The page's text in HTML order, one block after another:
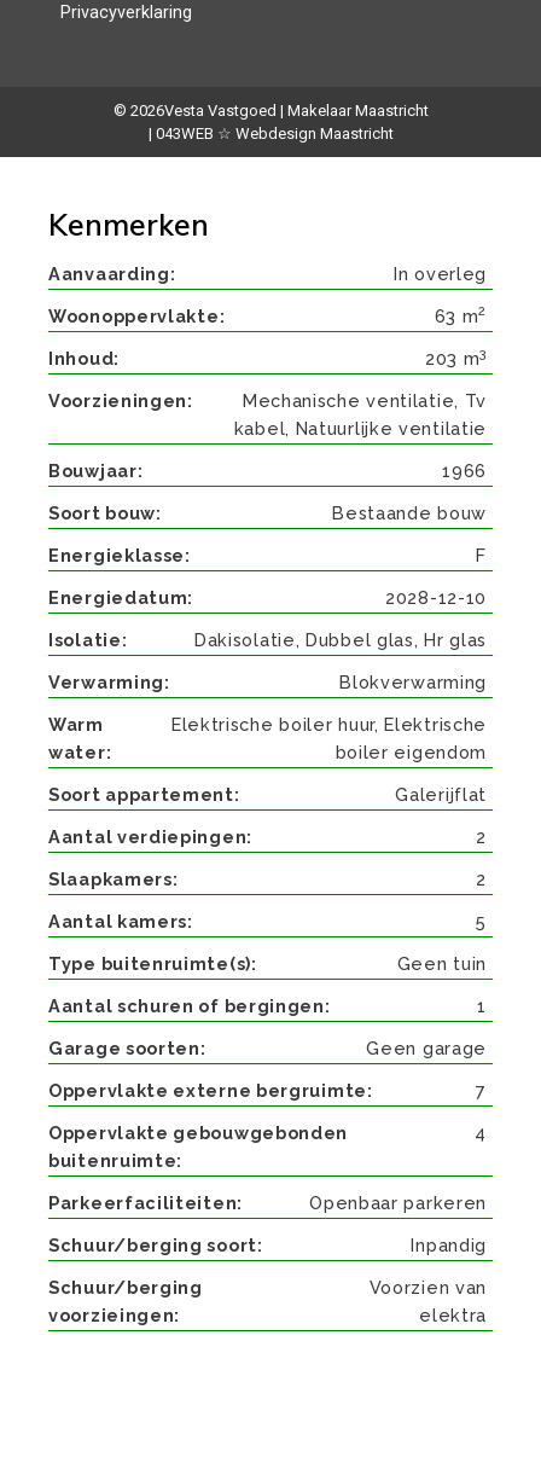
Privacyverklaring
© 2026Vesta Vastgoed | Makelaar Maastricht
| 043WEB ☆ Webdesign Maastricht
Kenmerken
Aanvaarding In overleg
Woonoppervlakte 63 m2
Inhoud 203 m3
Voorzieningen
Mechanische ventilatie, Tv
kabel, Natuurlijke ventilatie
Bouwjaar 1966
Soort bouw Bestaande bouw
Energieklasse F
Energiedatum 2028-12-10
Isolatie Dakisolatie, Dubbel glas, Hr glas
Verwarming Blokverwarming
Warm
water
Elektrische boiler huur, Elektrische
boiler eigendom
Soort appartement Galerijflat
Aantal verdiepingen 2
Slaapkamers 2
Aantal kamers 5
Type buitenruimte(s) Geen tuin
Aantal schuren of bergingen 1
Garage soorten Geen garage
Oppervlakte externe bergruimte 7
Oppervlakte gebouwgebonden
buitenruimte
4
Parkeerfaciliteiten Openbaar parkeren
Schuur/berging soort Inpandig
Schuur/berging
voorzieingen
Voorzien van
elektra